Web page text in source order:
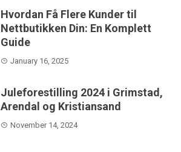
Hvordan Få Flere Kunder til
Nettbutikken Din: En Komplett
Guide
January 16, 2025
Juleforestilling 2024 i Grimstad,
Arendal og Kristiansand
November 14, 2024